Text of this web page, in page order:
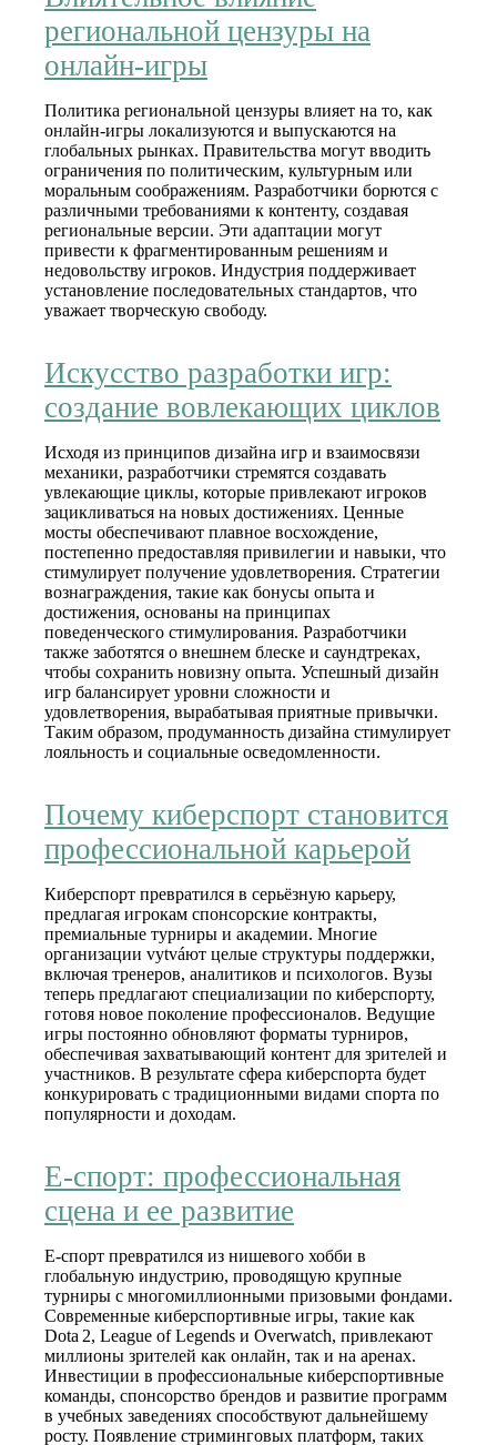
региональной цензуры на
онлайн-игры
Политика региональной цензуры влияет на то, как
онлайн-игры локализуются и выпускаются на
глобальных рынках. Правительства могут вводить
ограничения по политическим, культурным или
моральным соображениям. Разработчики борются с
различными требованиями к контенту, создавая
региональные версии. Эти адаптации могут
привести к фрагментированным решениям и
недовольству игроков. Индустрия поддерживает
установление последовательных стандартов, что
уважает творческую свободу.
Искусство разработки игр:
создание вовлекающих циклов
Исходя из принципов дизайна игр и взаимосвязи
механики, разработчики стремятся создавать
увлекающие циклы, которые привлекают игроков
зацикливаться на новых достижениях. Ценные
мосты обеспечивают плавное восхождение,
постепенно предоставляя привилегии и навыки, что
стимулирует получение удовлетворения. Стратегии
вознаграждения, такие как бонусы опыта и
достижения, основаны на принципах
поведенческого стимулирования. Разработчики
также заботятся о внешнем блеске и саундтреках,
чтобы сохранить новизну опыта. Успешный дизайн
игр балансирует уровни сложности и
удовлетворения, вырабатывая приятные привычки.
Таким образом, продуманность дизайна стимулирует
лояльность и социальные осведомленности.
Почему киберспорт становится
профессиональной карьерой
Киберспорт превратился в серьёзную карьеру,
предлагая игрокам спонсорские контракты,
премиальные турниры и академии. Многие
организации vytváют целые структуры поддержки,
включая тренеров, аналитиков и психологов. Вузы
теперь предлагают специализации по киберспорту,
готовя новое поколение профессионалов. Ведущие
игры постоянно обновляют форматы турниров,
обеспечивая захватывающий контент для зрителей и
участников. В результате сфера киберспорта будет
конкурировать с традиционными видами спорта по
популярности и доходам.
E‑спорт: профессиональная
сцена и ее развитие
E‑спорт превратился из нишевого хобби в
глобальную индустрию, проводящую крупные
турниры с многомиллионными призовыми фондами.
Современные киберспортивные игры, такие как
Dota 2, League of Legends и Overwatch, привлекают
миллионы зрителей как онлайн, так и на аренах.
Инвестиции в профессиональные киберспортивные
команды, спонсорство брендов и развитие программ
в учебных заведениях способствуют дальнейшему
росту. Появление стриминговых платформ, таких